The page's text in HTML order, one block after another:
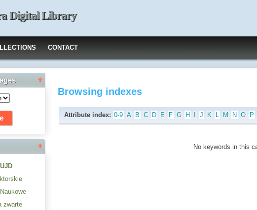
Digital Library
CONTACT
zwarte
Browsing indexes
Attribute index: 0-9 A B C D E F G H J K L M N O P
No keywords in this